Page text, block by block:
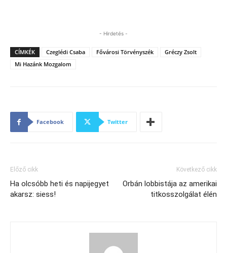
- Hirdetés -
CÍMKÉK Czeglédi Csaba Fővárosi Törvényszék
Gréczy Zsolt
Mi Hazánk Mozgalom
Facebook Twitter
Előző cikk
Ha olcsóbb heti és napijegyet
akarsz: siess!
Következő cikk
Orbán lobbistája az amerikai
titkosszolgálat élén